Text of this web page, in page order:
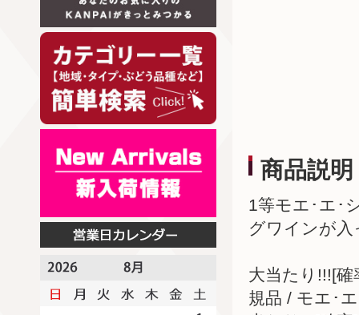
商品説明
1等モエ･エ･
グワインが
大当たり!!![
規品 / モエ･